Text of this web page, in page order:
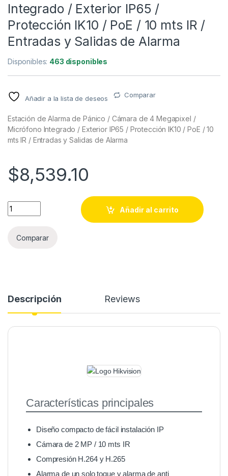
Integrado / Exterior IP65 /
Protección IK10 / PoE / 10 mts IR /
Entradas y Salidas de Alarma
Disponibles: 463 disponibles
Añadir a la lista de deseos Comparar
Estación de Alarma de Pánico / Cámara de 4 Megapixel /
Micrófono Integrado / Exterior IP65 / Protección IK10 / PoE / 10
mts IR / Entradas y Salidas de Alarma
$8,539.10
Estación de Alarma de Pánico / Cámara de 4 Megapixel /
Añadir al carrito
Comparar
Descripción Reviews
Características principales
Diseño compacto de fácil instalación IP
Cámara de 2 MP / 10 mts IR
Compresión H.264 y H.265
Alarma de un solo toque y alarma de anti